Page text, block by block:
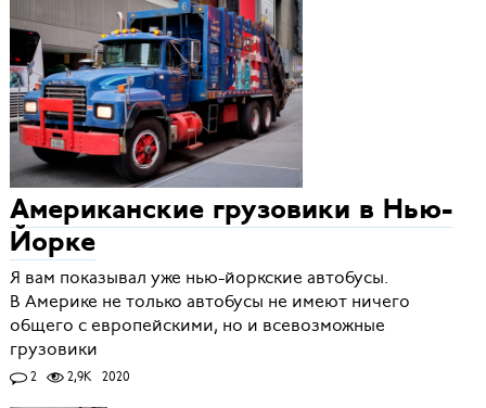
Американские грузовики в Нью-
Йорке
Я вам показывал уже нью-йоркские автобусы.
В Америке не только автобусы не имеют ничего
общего с европейскими, но и всевозможные
грузовики
2 2,9K 2020